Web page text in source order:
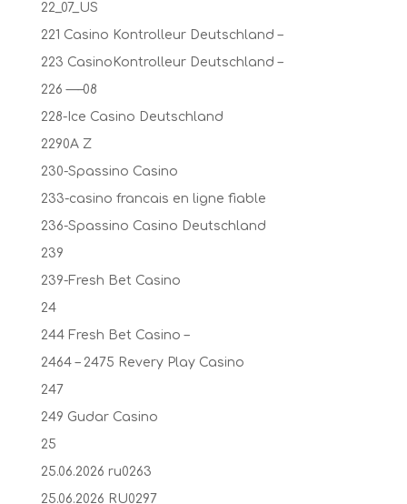
22_07_US
221 Casino Kontrolleur Deutschland –
223 CasinoKontrolleur Deutschland –
226 —–08
228-Ice Casino Deutschland
2290A Z
230-Spassino Casino
233-casino francais en ligne fiable
236-Spassino Casino Deutschland
239
239-Fresh Bet Casino
24
244 Fresh Bet Casino –
2464 – 2475 Revery Play Casino
247
249 Gudar Casino
25
25.06.2026 ru0263
25.06.2026 RU0297